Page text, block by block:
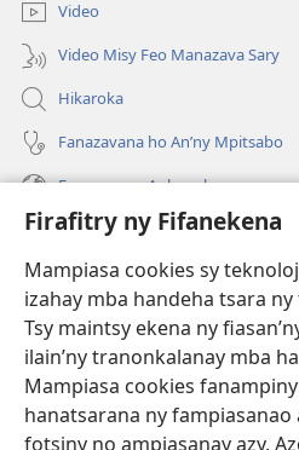
Firafitry ny Fifanekena
Mampiasa cookies sy
izahay mba handeha tsara
Tsy maintsy ekena ny
ilain’ny tranonkalanay mba
Mampiasa cookies
hanatsarana ny fampiasanao
fotsiny no ampiasanay azy.
Video
Video Misy Feo Manazava Sary
Hikaroka
Fanazavana ho An’ny Mpitsabo
Fanazavana Ankapobeny
Fanampiana
Fanomezana
(manokatra
rohy)
FITEHIRIZAM-BOKIN’NY
(manokatra
rohy)
JW Hub
(manokatra
rohy)